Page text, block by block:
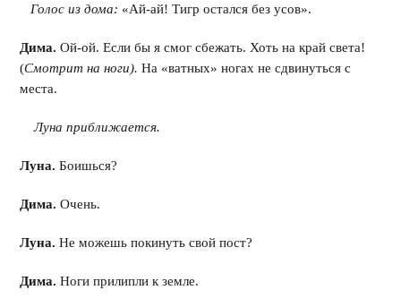
Голос из дома: «Ай-ай! Тигр остался без усов».
Дима. Ой-ой. Если бы я смог сбежать. Хоть на край света!
(Смотрит на ноги). На «ватных» ногах не сдвинуться с
места.
Луна приближается.
Луна. Боишься?
Дима. Очень.
Луна. Не можешь покинуть свой пост?
Дима. Ноги прилипли к земле.